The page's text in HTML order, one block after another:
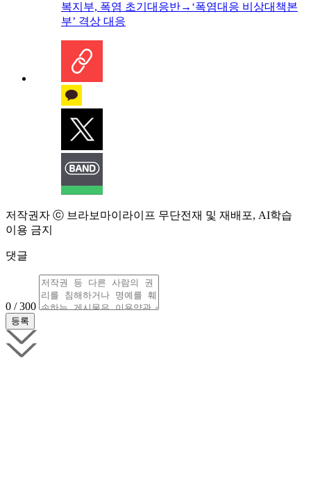
복지부, 폭염 초기대응반→‘폭염대응 비상대책본
부’ 격상 대응
저작권자 ⓒ 브라보마이라이프 무단전재 및 재배포, AI학습
이용 금지
댓글
0 / 300